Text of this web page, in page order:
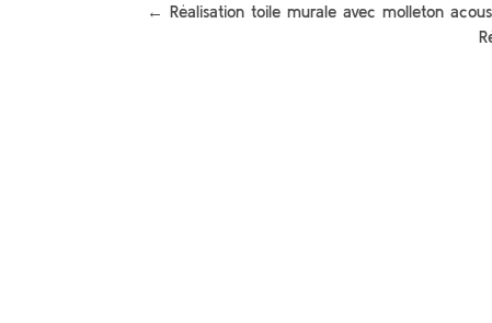
← Réalisation toile murale avec molleton